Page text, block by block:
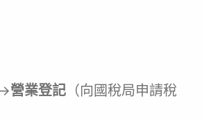
營業登記 （向國稅局申請稅